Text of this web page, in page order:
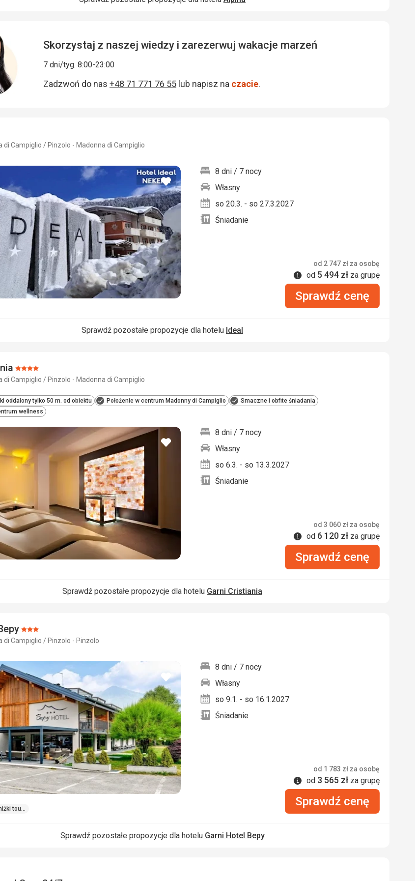
Skorzystaj z naszej wiedzy i zarezerwuj wakacje marzeń
7 dni/tyg. 8:00-23:00
Zadzwoń do nas +48 71 771 76 55 lub napisz na czacie.
di Campiglio / Pinzolo - Madonna di Campiglio
dodaj
do
ulubionych
8 dni / 7 nocy
Własny
so 20.3. - so 27.3.2027
Śniadanie
od 2 747 zł za osobę
Informacje
od 5 494 zł za grupę
Sprawdź cenę
Sprawdź pozostałe propozycje dla hotelu Ideal
Ocena:
4/5
di Campiglio / Pinzolo - Madonna di Campiglio
oddalony tylko 50 m. od obiektu Położenie w centrum Madonny di Campiglio
Smaczne i obfite śniadania
wellness
dodaj
8 dni / 7 nocy
Własny
so 6.3. - so 13.3.2027
Śniadanie
od 3 060 zł za osobę
Informacje
od 6 120 zł za grupę
Sprawdź cenę
Sprawdź pozostałe propozycje dla hotelu Garni Cristiania
Ocena:
3/5
di Campiglio / Pinzolo - Pinzolo
dodaj
do
ulubionych
touroperatorów
8 dni / 7 nocy
Własny
so 9.1. - so 16.1.2027
Śniadanie
od 1 783 zł za osobę
Informacje
od 3 565 zł za grupę
Sprawdź cenę
Sprawdź pozostałe propozycje dla hotelu Garni Hotel Bepy